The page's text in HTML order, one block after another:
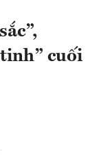
cuối